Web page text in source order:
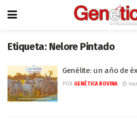
Etiqueta: Nelore Pintado
Genélite: un año de
POR GENÉTICA BOVINA